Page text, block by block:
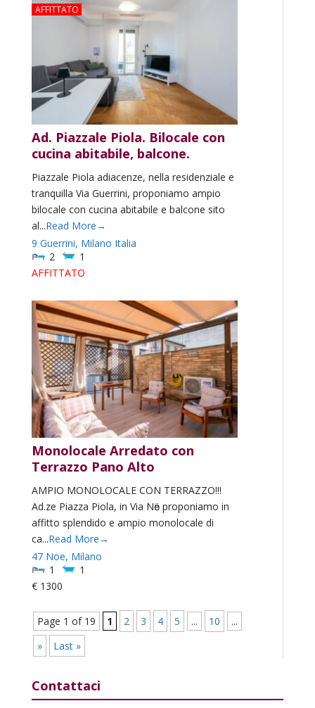
AFFITTATO
Ad. Piazzale Piola. Bilocale con
cucina abitabile, balcone.
Piazzale Piola adiacenze, nella residenziale e
tranquilla Via Guerrini, proponiamo ampio
bilocale con cucina abitabile e balcone sito
al...Read More→
9 Guerrini, Milano Italia
2
1
AFFITTATO
Monolocale Arredato con
Terrazzo Pano Alto
AMPIO MONOLOCALE CON TERRAZZO!!!
Ad.ze Piazza Piola, in Via Nӧe proponiamo in
affitto splendido e ampio monolocale di
ca...Read More→
47 Noe, Milano
1
1
€ 1300
Page 1 of 19 1 2 3 4 5 ... 10
...
»
Last »
Contattaci